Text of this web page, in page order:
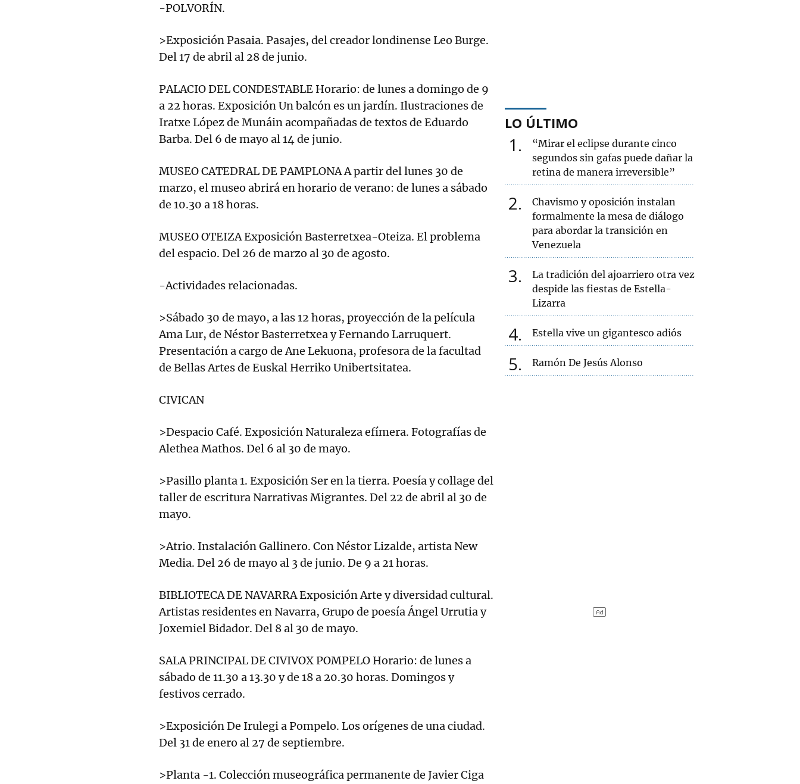
-POLVORÍN.
>Exposición Pasaia. Pasajes, del creador londinense Leo Burge.
Del 17 de abril al 28 de junio.
PALACIO DEL CONDESTABLE Horario: de lunes a domingo de 9
a 22 horas. Exposición Un balcón es un jardín. Ilustraciones de
Iratxe López de Munáin acompañadas de textos de Eduardo
Barba. Del 6 de mayo al 14 de junio.
MUSEO CATEDRAL DE PAMPLONA A partir del lunes 30 de
marzo, el museo abrirá en horario de verano: de lunes a sábado
de 10.30 a 18 horas.
MUSEO OTEIZA Exposición Basterretxea-Oteiza. El problema
del espacio. Del 26 de marzo al 30 de agosto.
-Actividades relacionadas.
>Sábado 30 de mayo, a las 12 horas, proyección de la película
Ama Lur, de Néstor Basterretxea y Fernando Larruquert.
Presentación a cargo de Ane Lekuona, profesora de la facultad
de Bellas Artes de Euskal Herriko Unibertsitatea.
CIVICAN
>Despacio Café. Exposición Naturaleza efímera. Fotografías de
Alethea Mathos. Del 6 al 30 de mayo.
>Pasillo planta 1. Exposición Ser en la tierra. Poesía y collage del
taller de escritura Narrativas Migrantes. Del 22 de abril al 30 de
mayo.
>Atrio. Instalación Gallinero. Con Néstor Lizalde, artista New
Media. Del 26 de mayo al 3 de junio. De 9 a 21 horas.
BIBLIOTECA DE NAVARRA Exposición Arte y diversidad cultural.
Artistas residentes en Navarra, Grupo de poesía Ángel Urrutia y
Joxemiel Bidador. Del 8 al 30 de mayo.
SALA PRINCIPAL DE CIVIVOX POMPELO Horario: de lunes a
sábado de 11.30 a 13.30 y de 18 a 20.30 horas. Domingos y
festivos cerrado.
>Exposición De Irulegi a Pompelo. Los orígenes de una ciudad.
Del 31 de enero al 27 de septiembre.
>Planta -1. Colección museográfica permanente de Javier Ciga
LO ÚLTIMO
1
“Mirar el eclipse durante cinco
segundos sin gafas puede dañar la
retina de manera irreversible”
2
Chavismo y oposición instalan
formalmente la mesa de diálogo
para abordar la transición en
Venezuela
3
La tradición del ajoarriero otra vez
despide las fiestas de Estella-
Lizarra
4 Estella vive un gigantesco adiós
5 Ramón De Jesús Alonso